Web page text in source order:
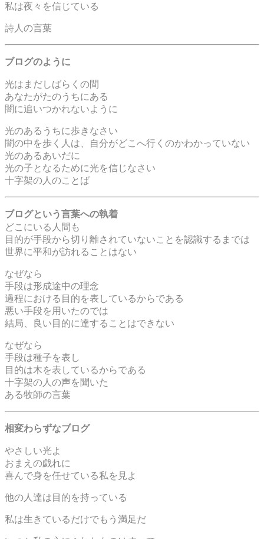
私は夜々を信じている
詩人の言葉
ブログのように
光はまだしばらくの間
あなたがたのうちにある
闇に追いつかれないように
光のあるうちに歩きなさい
闇の中を歩く人は、自分がどこへ行くのかわかっていない
光のあるあいだに
光の子となるために光を信じなさい
十字架の人のことば
ブログという言葉への執着
どこにいる人間も
目的が手段から切り離されていないことを認識するまでは
世界に平和が訪れることはない
なぜなら
手段は形成途中の理念
過程における目的を表しているからである
悪い手段を用いたのでは
結局、良い目的に達することはできない
なぜなら
手段は種子を表し
目的は木を表しているからである
十字架の人の声を聞いた
ある牧師の言葉
相変わらずなブログ
やさしい光よ
おまえの戯れに
喜んで身を任せている私を見よ
他の人達は目的を持っている
私は生きているだけでもう満足だ